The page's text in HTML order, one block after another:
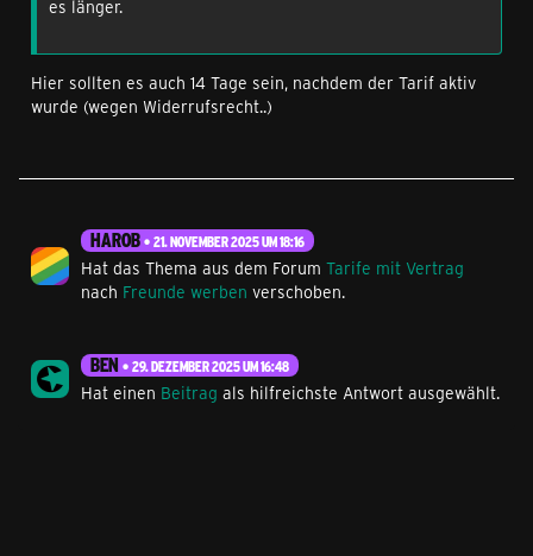
es länger.
Hier sollten es auch 14 Tage sein, nachdem der Tarif aktiv
wurde (wegen Widerrufsrecht..)
HAROB 21. NOVEMBER 2025 UM 18:16
Hat das Thema aus dem Forum Tarife mit Vertrag
nach Freunde werben verschoben.
BEN 29. DEZEMBER 2025 UM 16:48
Hat einen Beitrag als hilfreichste Antwort ausgewählt.